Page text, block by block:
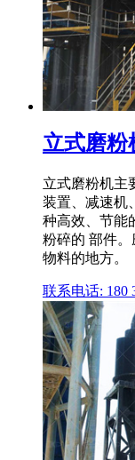
立式磨粉
立式磨粉机主
装置、减速机
种高效、节能
粉碎的 部件
物料的地方。
联系电话: 180